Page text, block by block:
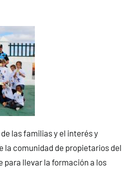
las familias y el interés y
la comunidad de propietarios del
para llevar la formación a los